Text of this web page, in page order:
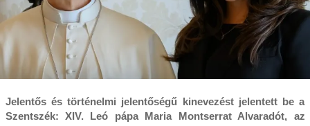
Jelentős és történelmi jelentőségű kinevezést jelentett be a
Szentszék: XIV. Leó pápa Maria Montserrat Alvaradót, az